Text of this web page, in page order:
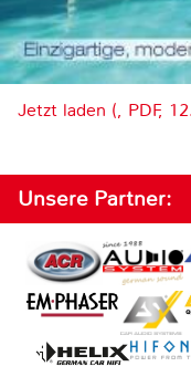
Jetzt laden (, PDF,
Unsere Partner: